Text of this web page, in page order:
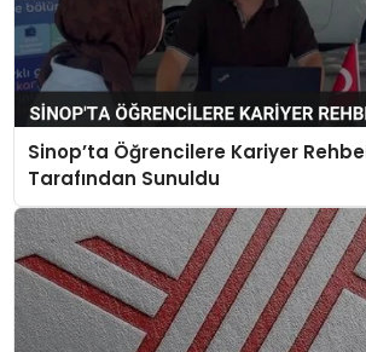
Sinop’ta Öğrencilere Kariyer
Tarafından Sunuldu